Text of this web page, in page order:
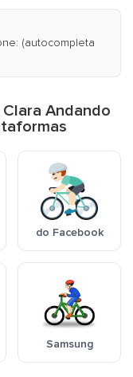
(autocompleta
Clara Andando
do Facebook
Samsung